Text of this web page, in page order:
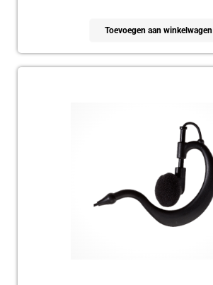
Toevoegen aan winkelwagen